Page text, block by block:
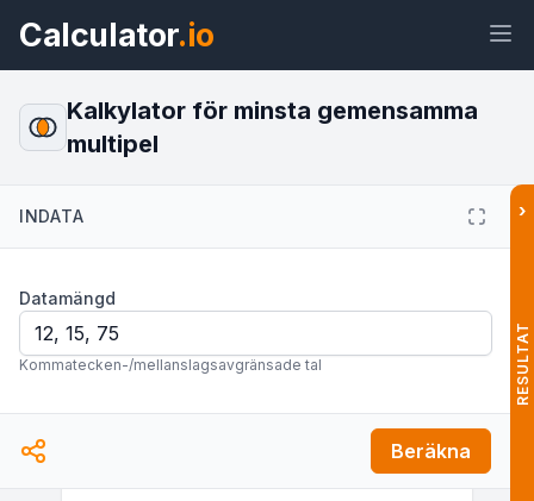
Calculator.io
Kalkylator för minsta gemensamma
multipel
INDATA
Datamängd
Kommatecken-/mellanslagsavgränsade tal
Beräkna
›
RESULTAT